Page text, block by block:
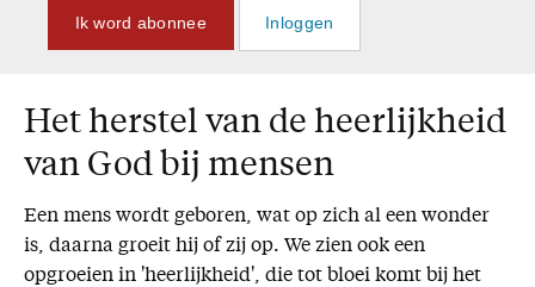
Ik word abonnee Inloggen
Het herstel van de heerlijkheid
van God bij mensen
Een mens wordt geboren, wat op zich al een wonder
is, daarna groeit hij of zij op. We zien ook een
opgroeien in 'heerlijkheid', die tot bloei komt bij het